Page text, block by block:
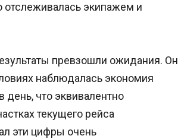
отслеживалась экипажем и
превзошли ожидания. Он
наблюдалась экономия
день, что эквивалентно
текущего рейса
эти цифры очень